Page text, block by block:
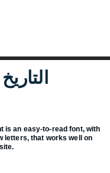
التاريخ
is an easy-to-read font, with
letters, that works well on